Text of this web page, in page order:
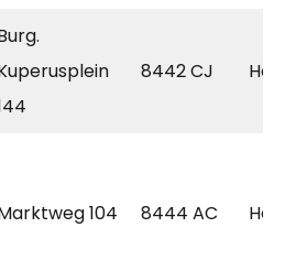
8442 CJ
104 8444 AC